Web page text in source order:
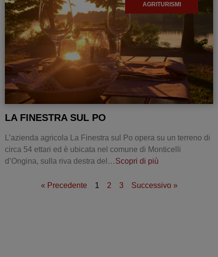
AGRITURISMI
LA FINESTRA SUL PO
L’azienda agricola La Finestra sul Po opera su un terreno di
circa 54 ettari ed è ubicata nel comune di Monticelli
d’Ongina, sulla riva destra del…Scopri di più
« Precedente 1 2 3 Successivo »